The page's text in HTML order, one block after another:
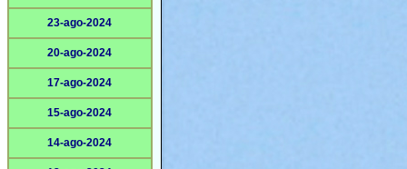
23-ago-2024
20-ago-2024
17-ago-2024
15-ago-2024
14-ago-2024